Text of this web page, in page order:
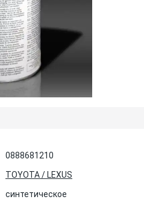
0888681210
TOYOTA / LEXUS
синтетическое